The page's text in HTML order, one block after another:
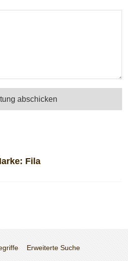
Fila
abschicken
Erweiterte Suche